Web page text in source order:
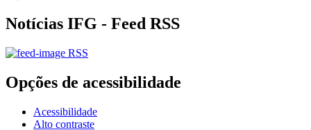
Notícias IFG - Feed RSS
RSS
Opções de acessibilidade
Acessibilidade
Alto contraste